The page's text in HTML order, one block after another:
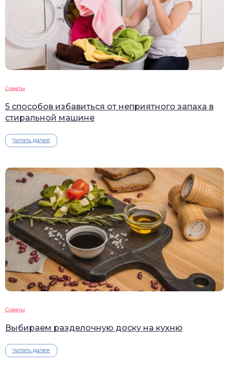
Советы
5 способов избавиться от неприятного запаха в
стиральной машине
Читать далее
Советы
Выбираем разделочную доску на кухню
Читать далее